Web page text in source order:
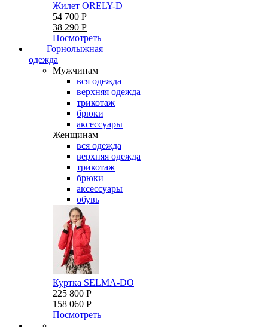
Жилет ORELY-D
54 700 Р
38 290 Р
Посмотреть
Горнолыжная
одежда
Мужчинам
вся одежда
верхняя одежда
трикотаж
брюки
аксессуары
Женщинам
вся одежда
верхняя одежда
трикотаж
брюки
аксессуары
обувь
Куртка SELMA-DO
225 800 Р
158 060 Р
Посмотреть